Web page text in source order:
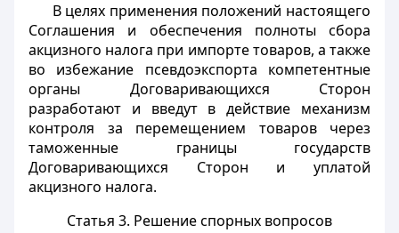
В целях применения положений настоящего
Соглашения и обеспечения полноты сбора
акцизного налога при импорте товаров, а также
во избежание псевдоэкспорта компетентные
органы Договаривающихся Сторон
разработают и введут в действие механизм
контроля за перемещением товаров через
таможенные границы государств
Договаривающихся Сторон и уплатой
акцизного налога.
Статья 3. Решение спорных вопросов